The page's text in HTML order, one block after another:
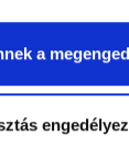
a
jelenik meg a
eredmény